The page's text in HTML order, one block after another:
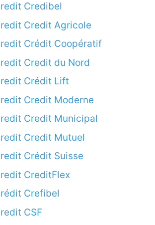
Credibel
Credit Agricole
Crédit Coopératif
Credit du Nord
Crédit Lift
Credit Moderne
Credit Municipal
Credit Mutuel
Crédit Suisse
CreditFlex
Crefibel
CSF